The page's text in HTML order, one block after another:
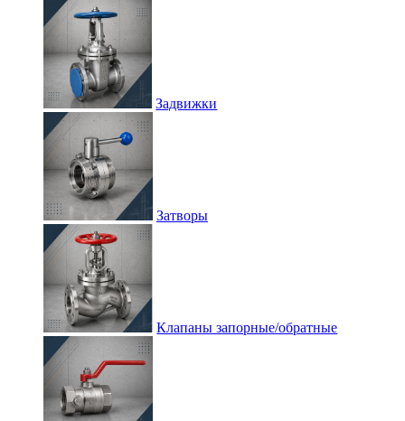
Задвижки
Затворы
Клапаны запорные/обратные